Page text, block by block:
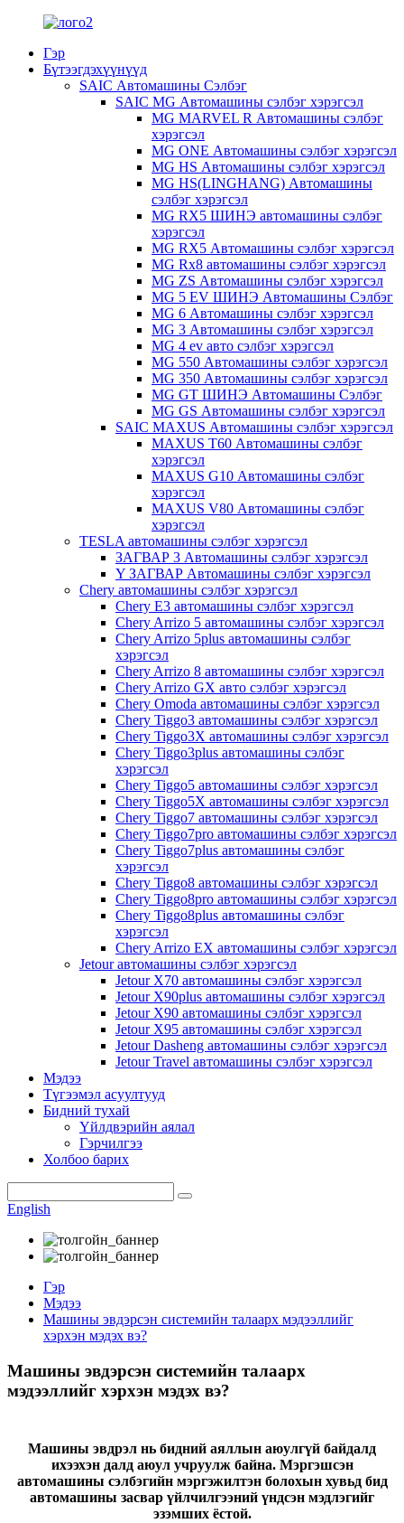
Гэр
Бүтээгдэхүүнүүд
SAIC Автомашины Сэлбэг
SAIC MG Автомашины сэлбэг хэрэгсэл
MG MARVEL R Автомашины сэлбэг
хэрэгсэл
MG ONE Автомашины сэлбэг хэрэгсэл
MG HS Автомашины сэлбэг хэрэгсэл
MG HS(LINGHANG) Автомашины
сэлбэг хэрэгсэл
MG RX5 ШИНЭ автомашины сэлбэг
хэрэгсэл
MG RX5 Автомашины сэлбэг хэрэгсэл
MG Rx8 автомашины сэлбэг хэрэгсэл
MG ZS Автомашины сэлбэг хэрэгсэл
MG 5 EV ШИНЭ Автомашины Сэлбэг
MG 6 Автомашины сэлбэг хэрэгсэл
MG 3 Автомашины сэлбэг хэрэгсэл
MG 4 ev авто сэлбэг хэрэгсэл
MG 550 Автомашины сэлбэг хэрэгсэл
MG 350 Автомашины сэлбэг хэрэгсэл
MG GT ШИНЭ Автомашины Сэлбэг
MG GS Автомашины сэлбэг хэрэгсэл
SAIC MAXUS Автомашины сэлбэг хэрэгсэл
MAXUS T60 Автомашины сэлбэг
хэрэгсэл
MAXUS G10 Автомашины сэлбэг
хэрэгсэл
MAXUS V80 Автомашины сэлбэг
хэрэгсэл
TESLA автомашины сэлбэг хэрэгсэл
ЗАГВАР 3 Автомашины сэлбэг хэрэгсэл
Y ЗАГВАР Автомашины сэлбэг хэрэгсэл
Chery автомашины сэлбэг хэрэгсэл
Chery E3 автомашины сэлбэг хэрэгсэл
Chery Arrizo 5 автомашины сэлбэг хэрэгсэл
Chery Arrizo 5plus автомашины сэлбэг
хэрэгсэл
Chery Arrizo 8 автомашины сэлбэг хэрэгсэл
Chery Arrizo GX авто сэлбэг хэрэгсэл
Chery Omoda автомашины сэлбэг хэрэгсэл
Chery Tiggo3 автомашины сэлбэг хэрэгсэл
Chery Tiggo3X автомашины сэлбэг хэрэгсэл
Chery Tiggo3plus автомашины сэлбэг
хэрэгсэл
Chery Tiggo5 автомашины сэлбэг хэрэгсэл
Chery Tiggo5X автомашины сэлбэг хэрэгсэл
Chery Tiggo7 автомашины сэлбэг хэрэгсэл
Chery Tiggo7pro автомашины сэлбэг хэрэгсэл
Chery Tiggo7plus автомашины сэлбэг
хэрэгсэл
Chery Tiggo8 автомашины сэлбэг хэрэгсэл
Chery Tiggo8pro автомашины сэлбэг хэрэгсэл
Chery Tiggo8plus автомашины сэлбэг
хэрэгсэл
Chery Arrizo EX автомашины сэлбэг хэрэгсэл
Jetour автомашины сэлбэг хэрэгсэл
Jetour X70 автомашины сэлбэг хэрэгсэл
Jetour X90plus автомашины сэлбэг хэрэгсэл
Jetour X90 автомашины сэлбэг хэрэгсэл
Jetour X95 автомашины сэлбэг хэрэгсэл
Jetour Dasheng автомашины сэлбэг хэрэгсэл
Jetour Travel автомашины сэлбэг хэрэгсэл
Мэдээ
Түгээмэл асуултууд
Бидний тухай
Үйлдвэрийн аялал
Гэрчилгээ
Холбоо барих
English
Гэр
Мэдээ
Машины эвдэрсэн системийн талаарх мэдээллийг
хэрхэн мэдэх вэ?
Машины эвдэрсэн системийн талаарх
мэдээллийг хэрхэн мэдэх вэ?
Машины эвдрэл нь бидний аяллын аюулгүй байдалд
ихээхэн далд аюул учруулж байна. Мэргэшсэн
автомашины сэлбэгийн мэргэжилтэн болохын хувьд бид
автомашины засвар үйлчилгээний үндсэн мэдлэгийг
эзэмших ёстой.